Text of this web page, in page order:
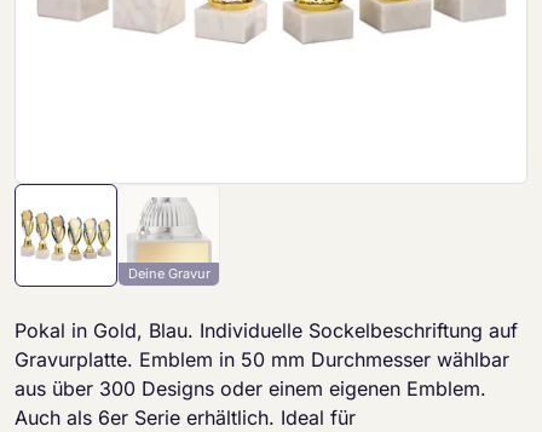
Deine Gravur
Pokal in Gold, Blau. Individuelle Sockelbeschriftung auf
Gravurplatte. Emblem in 50 mm Durchmesser wählbar
aus über 300 Designs oder einem eigenen Emblem.
Auch als 6er Serie erhältlich. Ideal für